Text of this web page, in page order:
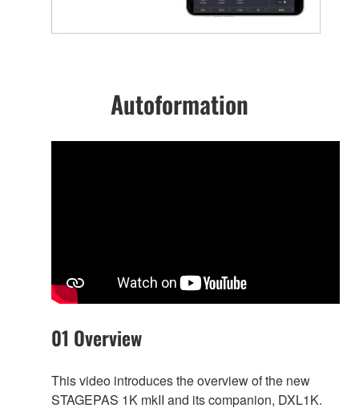
Autoformation
01 Overview
This video introduces the overview of the new
STAGEPAS 1K mkII and its companion, DXL1K.